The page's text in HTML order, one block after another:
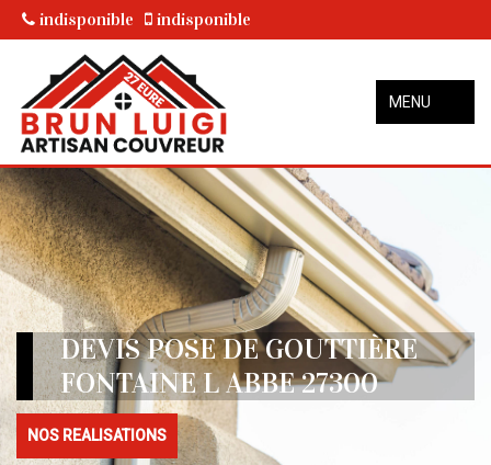
indisponible indisponible
MENU
DEVIS POSE DE GOUTTIÈRE
FONTAINE L ABBE 27300
NOS REALISATIONS